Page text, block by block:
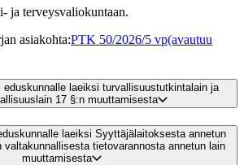
ja terveysvaliokuntaan.
asiakohta:PTK 50/2026/5 vp(avautuu
eduskunnalle laeiksi turvallisuustutkintalain ja
17 §:n muuttamisesta
laeiksi Syyttäjälaitoksesta annetun
valtakunnallisesta tietovarannosta annetun lain
muuttamisesta